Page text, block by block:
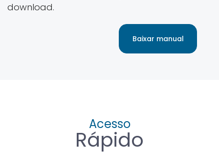
download.
Baixar manual
Acesso
Rápido